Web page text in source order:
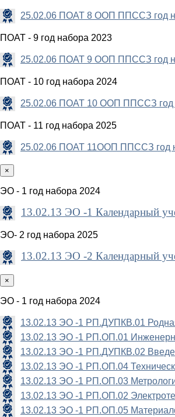
25.02.06 ПОАТ 8 ООП ППССЗ год
ПОАТ - 9 год набора 2023
25.02.06 ПОАТ 9 ООП ППССЗ год
ПОАТ - 10 год набора 2024
25.02.06 ПОАТ 10 ООП ППССЗ год
ПОАТ - 11 год набора 2025
25.02.06 ПОАТ 11ООП ППССЗ год
×
ЭО - 1 год набора 2024
13.02.13 ЭО -1 Календарный
ЭО- 2 год набора 2025
13.02.13 ЭО -2 Календарный
×
ЭО - 1 год набора 2024
13.02.13 ЭО -1 РП.ДУПКВ.01 Родная
13.02.13 ЭО -1 РП.ОП.01
13.02.13 ЭО -1 РП.ДУПКВ.02
13.02.13 ЭО -1 РП.ОП.04
13.02.13 ЭО -1 РП.ОП.03
13.02.13 ЭО -1 РП.ОП.02
13.02.13 ЭО -1 РП.ОП.05